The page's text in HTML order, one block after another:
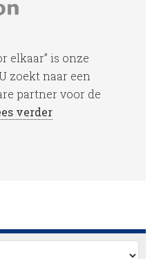
elkaar” is onze
zoekt naar een
partner voor de
verder